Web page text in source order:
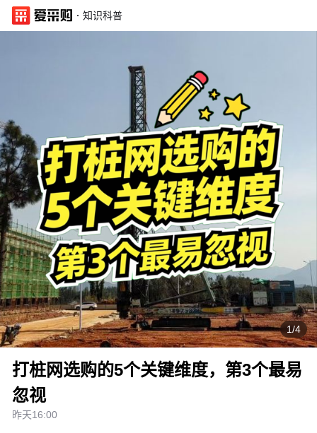
· 知识科普
1/4
打桩网选购的5个关键维度，第3个最易
忽视
昨天16:00